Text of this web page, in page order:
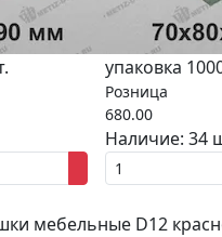
упаковка
Розница
680.00
Наличие: 34
мебельные D12